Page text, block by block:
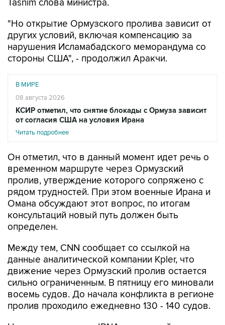
Tasnim слова министра.
"Но открытие Ормузского пролива зависит от
других условий, включая компенсацию за
нарушения Исламабадского меморандума со
стороны США", - продолжил Аракчи.
В МИРЕ
08 августа 2026
КСИР отметил, что снятие блокады с Ормуза зависит
от согласия США на условия Ирана
Читать подробнее
Он отметил, что в данный момент идет речь о
временном маршруте через Ормузский
пролив, утверждение которого сопряжено с
рядом трудностей. При этом военные Ирана и
Омана обсуждают этот вопрос, по итогам
консультаций новый путь должен быть
определен.
Между тем, CNN сообщает со ссылкой на
данные аналитической компании Kpler, что
движение через Ормузский пролив остается
сильно ограниченным. В пятницу его миновали
восемь судов. До начала конфликта в регионе
пролив проходило ежедневно 130 - 140 судов.